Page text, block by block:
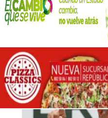
RENDICIÓN
1ER
GOBIERNO
3 septiembre, 2019